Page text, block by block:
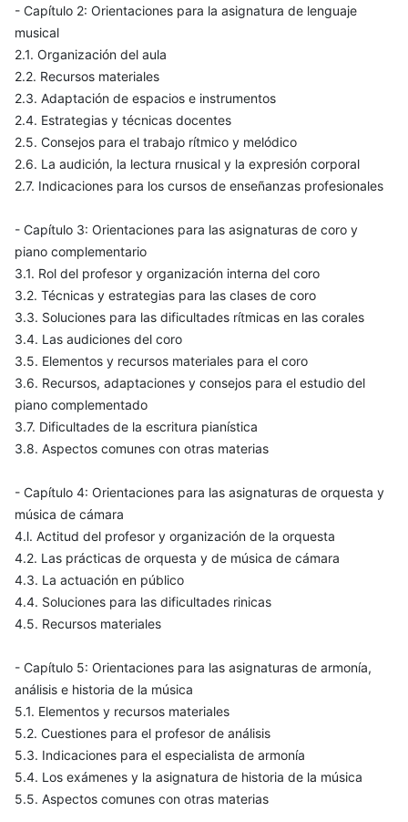
- Capítulo 2: Orientaciones para la asignatura de lenguaje
musical
2.1. Organización del aula
2.2. Recursos materiales
2.3. Adaptación de espacios e instrumentos
2.4. Estrategias y técnicas docentes
2.5. Consejos para el trabajo rítmico y melódico
2.6. La audición, la lectura rnusical y la expresión corporal
2.7. Indicaciones para los cursos de enseñanzas profesionales
- Capítulo 3: Orientaciones para las asignaturas de coro y
piano complementario
3.1. Rol del profesor y organización interna del coro
3.2. Técnicas y estrategias para las clases de coro
3.3. Soluciones para las dificultades rítmicas en las corales
3.4. Las audiciones del coro
3.5. Elementos y recursos materiales para el coro
3.6. Recursos, adaptaciones y consejos para el estudio del
piano complementado
3.7. Dificultades de la escritura pianística
3.8. Aspectos comunes con otras materias
- Capítulo 4: Orientaciones para las asignaturas de orquesta y
música de cámara
4.l. Actitud del profesor y organización de la orquesta
4.2. Las prácticas de orquesta y de música de cámara
4.3. La actuación en público
4.4. Soluciones para las dificultades rinicas
4.5. Recursos materiales
- Capítulo 5: Orientaciones para las asignaturas de armonía,
análisis e historia de la música
5.1. Elementos y recursos materiales
5.2. Cuestiones para el profesor de análisis
5.3. Indicaciones para el especialista de armonía
5.4. Los exámenes y la asignatura de historia de la música
5.5. Aspectos comunes con otras materias